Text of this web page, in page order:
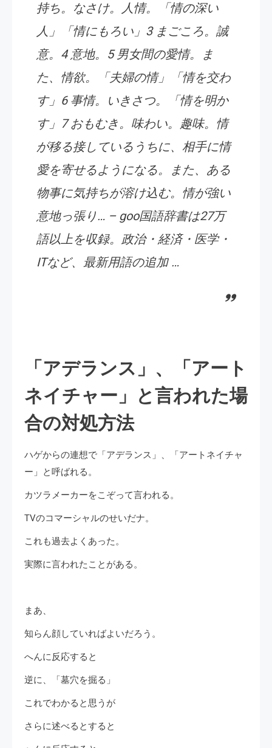
持ち。なさけ。人情。「情の深い
人」「情にもろい」3 まごころ。誠
意。4 意地。5 男女間の愛情。ま
た、情欲。「夫婦の情」「情を交わ
す」6 事情。いきさつ。「情を明か
す」7 おもむき。味わい。趣味。情
が移る接しているうちに、相手に情
愛を寄せるようになる。また、ある
物事に気持ちが溶け込む。情が強い
意地っ張り… – goo国語辞書は27万
語以上を収録。政治・経済・医学・
ITなど、最新用語の追加 …
「アデランス」、「アート
ネイチャー」と言われた場
合の対処方法
ハゲからの連想で「アデランス」、「アートネイチャ
ー」と呼ばれる。
カツラメーカーをこぞって言われる。
TVのコマーシャルのせいだナ。
これも過去よくあった。
実際に言われたことがある。
まあ、
知らん顔していればよいだろう。
へんに反応すると
逆に、「墓穴を掘る」
これでわかると思うが
さらに述べるとすると